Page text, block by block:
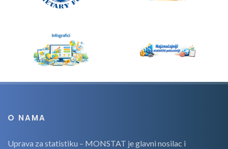
O NAMA
Uprava za statistiku – MONSTAT je glavni nosilac i